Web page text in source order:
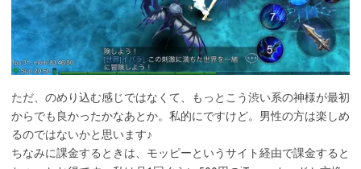
ただ、のめり込む感じではなくて、もっとこう渋い系の神様が最初
からでも良かったかなあとか。私的にですけど。男性の方は楽しめ
るのではないかと思います♪
ちなみに課金するときは、モッピーというサイト経由で課金すると